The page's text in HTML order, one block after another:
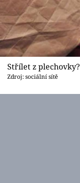
Střílet z plechovky?
Zdroj: sociální sítě